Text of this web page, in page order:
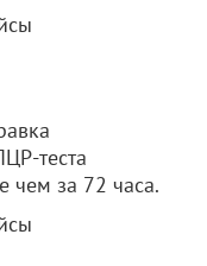
теста
чем за 72 часа.